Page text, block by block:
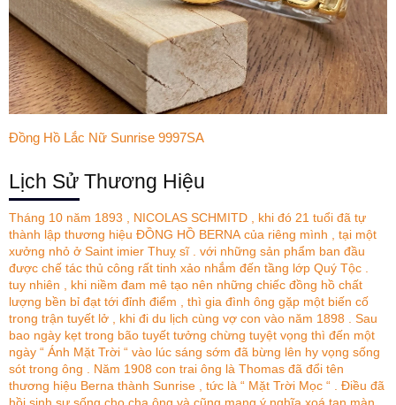
Đồng Hồ Lắc Nữ Sunrise 9997SA
Lịch Sử Thương Hiệu
Tháng 10 năm 1893 , NICOLAS SCHMITD , khi đó 21 tuổi đã tự
thành lập thương hiệu ĐỒNG HỒ BERNA của riêng mình , tại một
xưởng nhỏ ở Saint imier Thuỵ sĩ . với những sản phẩm ban đầu
được chế tác thủ công rất tinh xảo nhắm đến tầng lớp Quý Tộc .
tuy nhiên , khi niềm đam mê tạo nên những chiếc đồng hồ chất
lượng bền bỉ đạt tới đỉnh điểm , thì gia đình ông gặp một biến cố
trong trận tuyết lở , khi đi du lịch cùng vợ con vào năm 1898 . Sau
bao ngày kẹt trong bão tuyết tưởng chừng tuyệt vọng thì đến một
ngày “ Ánh Mặt Trời “ vào lúc sáng sớm đã bừng lên hy vọng sống
sót trong ông . Năm 1908 con trai ông là Thomas đã đổi tên
thương hiệu Berna thành Sunrise , tức là “ Mặt Trời Mọc “ . Điều đã